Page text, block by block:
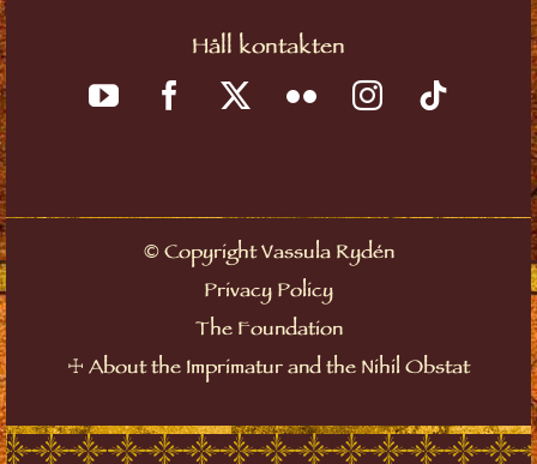
Håll kontakten
©Copyright Vassula Rydén
Privacy Policy
The Foundation
☩ About the Imprimatur and the Nihil Obstat